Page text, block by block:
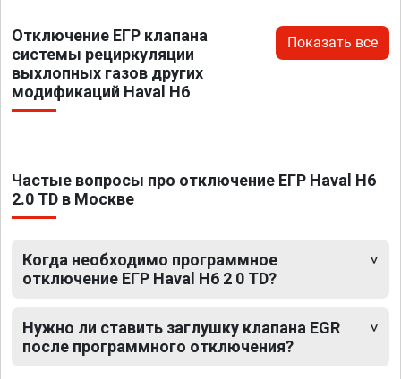
Отключение ЕГР клапана
системы рециркуляции
выхлопных газов других
модификаций Haval H6
Показать все
Частые вопросы про отключение ЕГР Haval H6
2.0 TD в Москве
Когда необходимо программное
отключение ЕГР Haval H6 2 0 TD?
Нужно ли ставить заглушку клапана EGR
после программного отключения?